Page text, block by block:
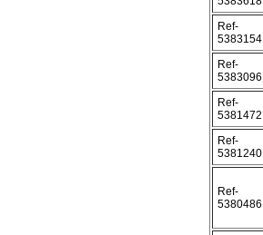
Ref-
5383154
Ref-
5383096
Ref-
5381472
Ref-
5381240
Ref-
5380486